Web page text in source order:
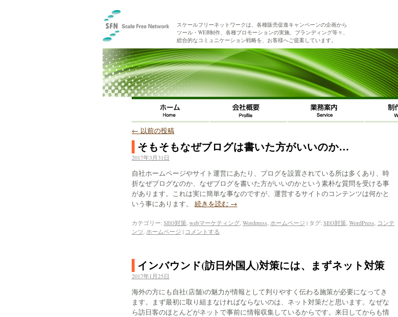
スケールフリーネットワークは、各種販売促進キャンペーンの企画から
ツール・WEB制作、各種プロモーションの実施、ブランディング等々、
総合的なコミュニケーション戦略を、お客様へご提案しています。
← 以前の投稿
そもそもなぜブログは書いた方がいいのか…
2017年3月31日
自社ホームページやサイト運営にあたり、ブログを設置されている所は多くあり、時
折なぜブログなのか、なぜブログを書いた方がいいのかという素朴な質問を受ける事
があります。これは実に簡単な事なのですが、運営するサイトのコンテンツは何かと
いう事にあります。 続きを読む →
カテゴリー: SEO対策 webマーケティング Wordpress ホームページ | タグ: SEO対策 WordPress コンテ
ンツ ホームページ | コメントする
インバウンド(訪日外国人)対策には、まずネット対策
2017年1月25日
海外の方にも自社(店舗)の魅力が情報として判りやすく伝わる施策が必要になってき
ます。まず最初に取り組まなければならないのは、ネット対策だと思います。なぜな
ら訪日客のほとんどがネットで事前に情報収集しているからです。来日してからも情